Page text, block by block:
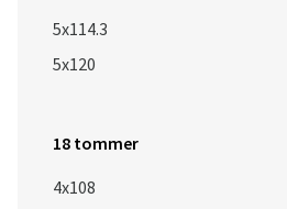
5x114.3
5x120
18 tommer
4x108